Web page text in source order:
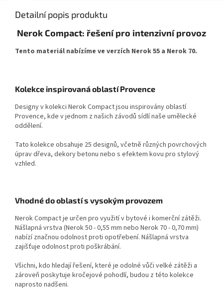
Detailní popis produktu
Nerok Compact: řešení pro intenzivní provoz
Tento materiál nabízíme ve verzích Nerok 55 a Nerok 70.
Kolekce inspirovaná oblastí Provence
Designy v kolekci Nerok Compact jsou inspirovány oblastí
Provence, kde v jednom z našich závodů sídlí naše umělecké
oddělení.
Tato kolekce obsahuje 25 designů, včetně různých povrchových
úprav dřeva, dekory betonu nebo s efektem kovu pro stylový
vzhled.
Vhodné do oblastí s vysokým provozem
Nerok Compact je určen pro využití v bytové i komerční zátěži.
Nášlapná vrstva (Nerok 50 - 0,55 mm nebo Nerok 70 - 0,70 mm)
nabízí značnou odolnost proti opotřebení. Nášlapná vrstva
zajišťuje odolnost proti poškrábání.
Všichni, kdo hledají řešení, které je odolné vůči velké zátěži a
zároveň poskytuje kročejové pohodlí, budou z této kolekce
naprosto nadšeni.